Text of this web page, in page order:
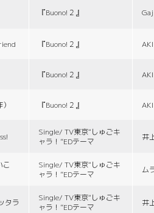
『Buono!２』
『Buono!２』
『Buono!２』
『Buono!２』
Single/ TV東京“しゅごキ
ャラ！”EDテーマ
井
こ
Single/ TV東京“しゅごキ
ャラ！”EDテーマ
ム
タラ
Single/ TV東京“しゅごキ
ャラ！”EDテーマ
井